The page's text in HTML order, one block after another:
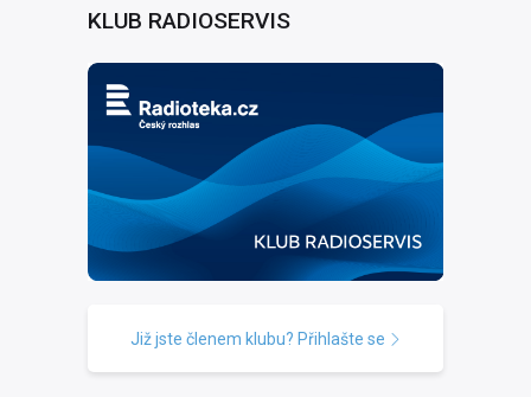
KLUB RADIOSERVIS
Již jste členem klubu? Přihlašte se